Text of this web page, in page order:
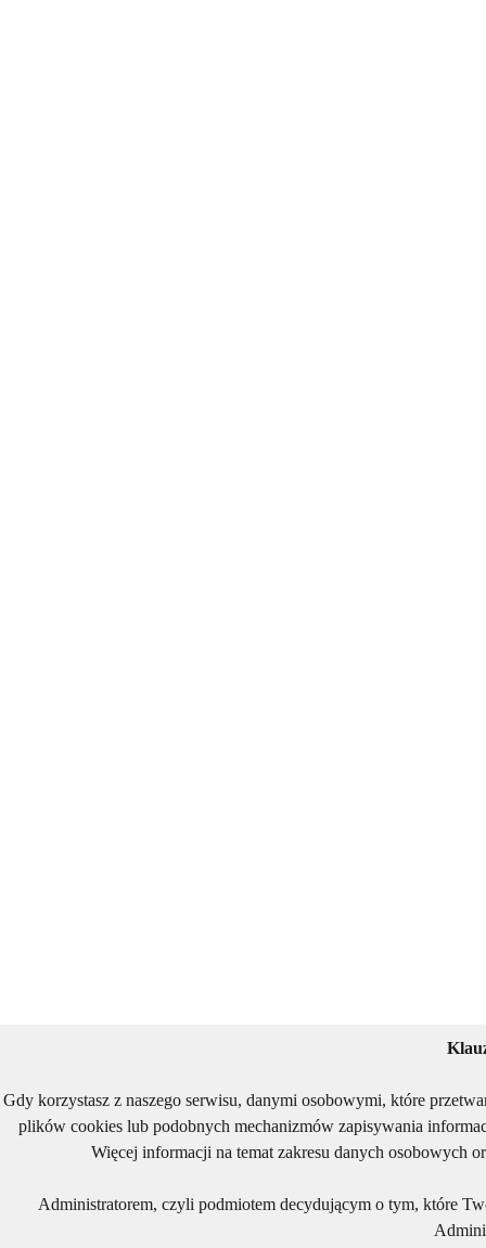
Gdy korzystasz z naszego serwisu, danymi osobowymi, które
plików cookies lub podobnych mechanizmów zapisywania
Więcej informacji na temat zakresu danych osobowych
Administratorem, czyli podmiotem decydującym o tym, które